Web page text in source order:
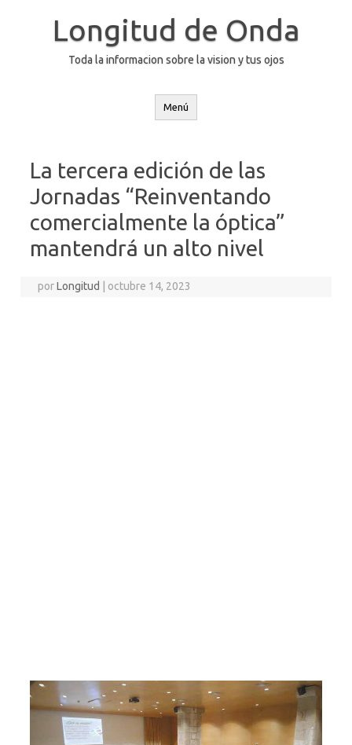
Longitud de Onda
Toda la informacion sobre la vision y tus ojos
Menú
La tercera edición de las
Jornadas “Reinventando
comercialmente la óptica”
mantendrá un alto nivel
porLongitud octubre 14, 2023